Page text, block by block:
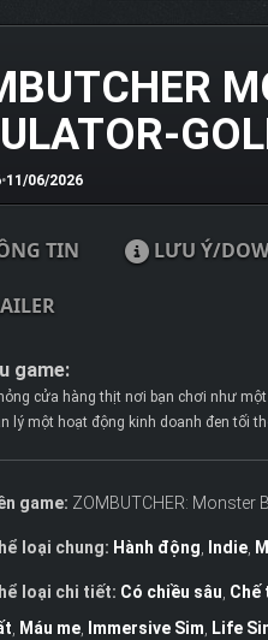
•11/06/2026
TIN LƯU Ý/
game:
cửa hàng thịt nơi bạn chơi như
lý một hoạt động kinh doanh đen tối
game: ZOMBUTCHER: Monster
loại chung: Hành động, Indie,
loại chi tiết: Có chiều sâu, Chế
, Máu me, Immersive Sim, Life